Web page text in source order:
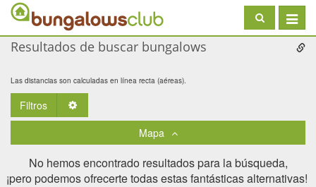
Toggle
Resultados de buscar bungalows
Las distancias son calculadas en línea recta (aéreas).
Filtros
Mapa
No hemos encontrado resultados para la búsqueda,
¡pero podemos ofrecerte todas estas fantásticas alternativas! ​